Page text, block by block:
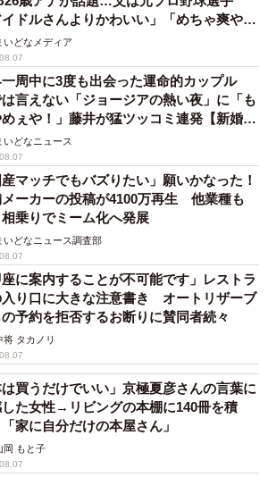
イドルさんよりかわいい」「めちゃ爽や
いどなメディア
周中に3度も出会った運命的カップル
言えない「ジョージアの熱い夜」に「も
めぇや！」藤井が猛ツッコミ連発【新婚さ
いどなニュース
産マッチでもバズりたい」願いかなった！
ーカーの投稿が4100万再生 他業種も
乗りでミーム化へ発展
いどなニュース調査部
座に案内することが不可能です」レストラ
入り口に大きな注意書き オートリザーブ
予約を拒否するお断りに賛同者続々
将 タカノリ
は買うだけでいい」京極夏彦さんの言葉に
た女性→リビングの本棚に140冊を積
家に自分だけの本屋さん」
岡 もと子